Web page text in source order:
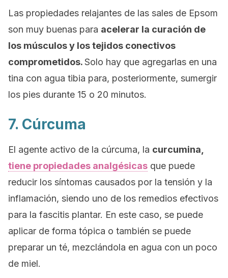
Las propiedades relajantes de las sales de Epsom
son muy buenas para acelerar la curación de
los músculos y los tejidos conectivos
comprometidos.Solo hay que agregarlas en una
tina con agua tibia para, posteriormente, sumergir
los pies durante 15 o 20 minutos.
7. Cúrcuma
El agente activo de la cúrcuma, la curcumina,
tiene propiedades analgésicas que puede
reducir los síntomas causados por la tensión y la
inflamación, siendo uno de los remedios efectivos
para la fascitis plantar. En este caso, se puede
aplicar de forma tópica o también se puede
preparar un té, mezclándola en agua con un poco
de miel.